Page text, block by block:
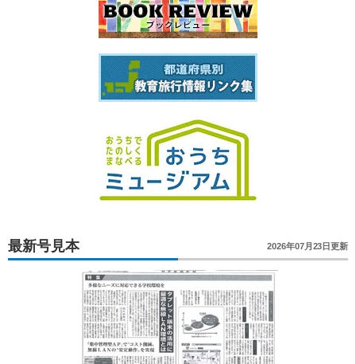
最新号見本 2026年07月23日更新